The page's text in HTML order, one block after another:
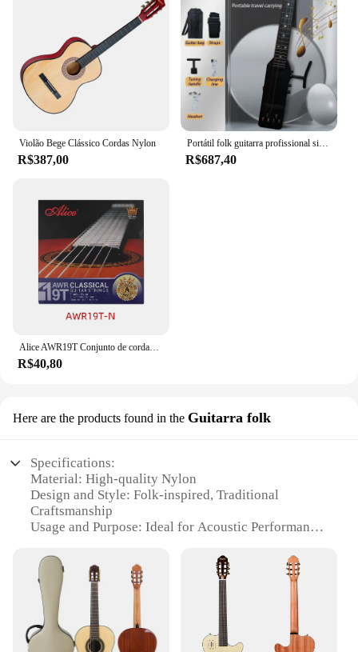
Violão Bege Clássico Cordas Nylon
R$387,00
Portátil folk guitarra profissional silenciosa caixa elétrica guitarras adultos iniciantes viagem mini instrumentos de cordas acessórios
R$687,40
Alice AWR19T Conjunto de cordas para violão clássico Tensão normal (028-044) Tensão dura (0287-046) Titânio Nylon Cobre banhado a prata
R$40,80
Here are the products found in the Guitarra folk
Specifications:
Material: High-quality Nylon
Design and Style: Folk-inspired, Traditional
Craftsmanship
Usage and Purpose: Ideal for Acoustic Performance,
Performance and Property: Excellent Sound Quality,
Durable Build
Parts and Accessories: Comes with Essential
Accessories
Applicable People: Suitable for Musicians of All
Ages and Skill Levels